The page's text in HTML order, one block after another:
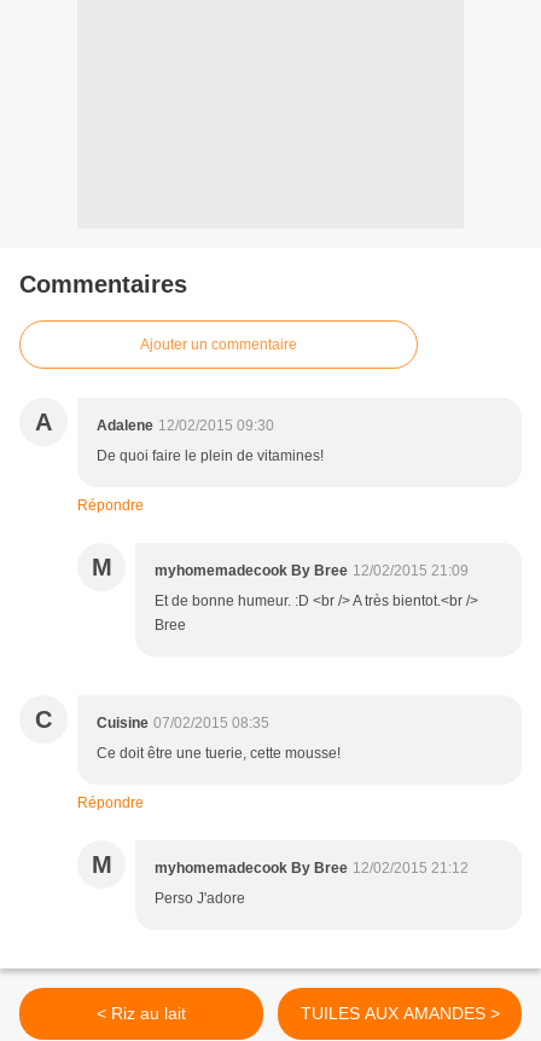
Commentaires
Ajouter un commentaire
A Adalene 12/02/2015 09:30
De quoi faire le plein de vitamines!
Répondre
M myhomemadecook By Bree 12/02/2015 21:09
Et de bonne humeur. :D <br /> A très bientot.<br />
Bree
C Cuisine 07/02/2015 08:35
Ce doit être une tuerie, cette mousse!
Répondre
M myhomemadecook By Bree 12/02/2015 21:12
Perso J'adore
< Riz au lait TUILES AUX AMANDES >